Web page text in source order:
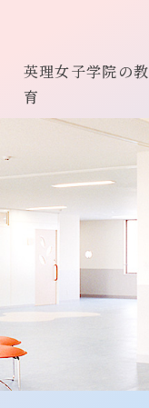
英理女子学院の教
育